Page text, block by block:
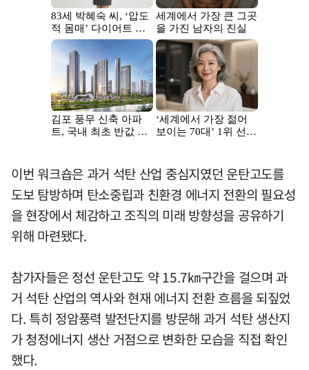
이번 워크숍은 과거 석탄 산업 중심지였던 운탄고도를
도보 탐방하며 탄소중립과 친환경 에너지 전환의 필요성
을 현장에서 체감하고 조직의 미래 방향성을 공유하기
위해 마련됐다.
참가자들은 정선 운탄고도 약 15.7㎞구간을 걸으며 과
거 석탄 산업의 역사와 현재 에너지 전환 흐름을 되짚었
다. 특히 정암풍력 발전단지를 방문해 과거 석탄 생산지
가 청정에너지 생산 거점으로 변화한 모습을 직접 확인
했다.